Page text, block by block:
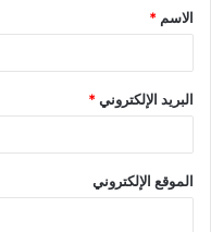
*
الاسم *
البريد الإلكتروني*
الموقع الإلكتروني